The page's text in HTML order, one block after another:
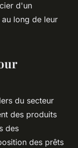
d'un
long de leur
du secteur
des produits
des
des prêts